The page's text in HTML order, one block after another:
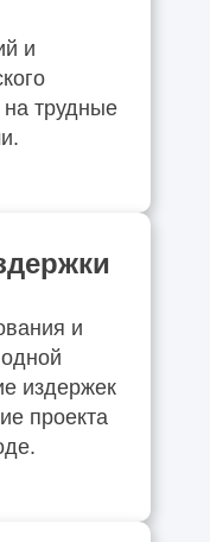
и
трудные
и
издержек
проекта